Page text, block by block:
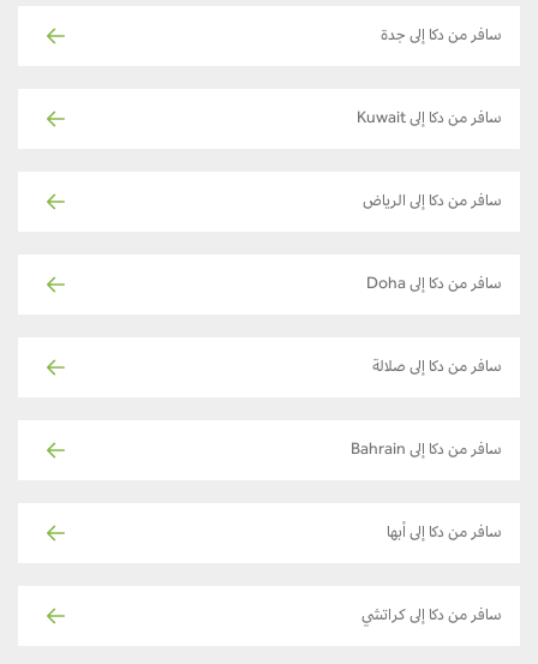
سافر من دكا إلى جدة
سافر من دكا إلى Kuwait
سافر من دكا إلى الرياض
سافر من دكا إلى Doha
سافر من دكا إلى صلالة
سافر من دكا إلى Bahrain
سافر من دكا إلى أبها
سافر من دكا إلى كراتشي